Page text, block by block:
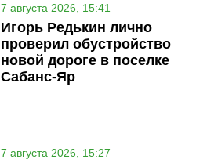
7 августа 2026, 15:41
Игорь Редькин лично
проверил обустройство
новой дороге в поселке
Сабанс-Яр
7 августа 2026, 15:27